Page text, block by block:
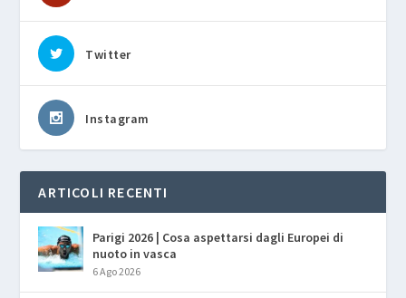
Twitter
Instagram
ARTICOLI RECENTI
Parigi 2026 | Cosa aspettarsi dagli Europei di
nuoto in vasca
6 Ago 2026